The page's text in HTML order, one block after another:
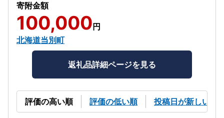
寄附金額
100,000 円
北海道当別町
返礼品詳細ページを見る
評価の高い順 評価の低い順 投稿日が新しい順